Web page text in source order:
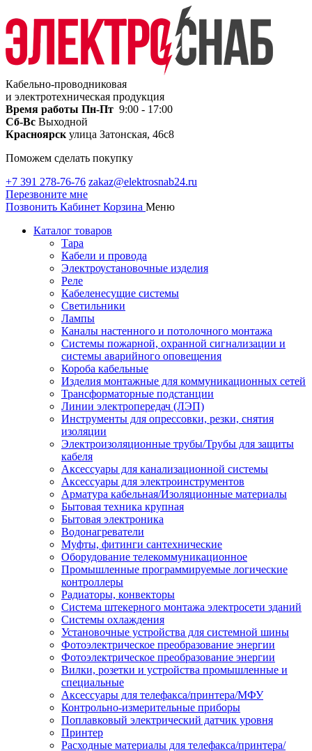
Кабельно-проводниковая
и электротехническая продукция
Время работы Пн-Пт 9:00 - 17:00
Сб-Вс Выходной
Красноярск улица Затонская, 46с8
Поможем сделать покупку
+7 391 278-76-76 zakaz@elektrosnab24.ru
Перезвоните мне
Позвонить Кабинет Корзина Меню
Каталог товаров
Тара
Кабели и провода
Электроустановочные изделия
Реле
Кабеленесущие системы
Светильники
Лампы
Каналы настенного и потолочного монтажа
Системы пожарной, охранной сигнализации и
системы аварийного оповещения
Короба кабельные
Изделия монтажные для коммуникационных сетей
Трансформаторные подстанции
Линии электропередач (ЛЭП)
Инструменты для опрессовки, резки, снятия
изоляции
Электроизоляционные трубы/Трубы для защиты
кабеля
Аксессуары для канализационной системы
Аксессуары для электроинструментов
Арматура кабельная/Изоляционные материалы
Бытовая техника крупная
Бытовая электроника
Водонагреватели
Муфты, фитинги сантехнические
Оборудование телекоммуникационное
Промышленные программируемые логические
контроллеры
Радиаторы, конвекторы
Система штекерного монтажа электросети зданий
Системы охлаждения
Установочные устройства для системной шины
Фотоэлектрическое преобразование энергии
Фотоэлектрическое преобразование энергии
Вилки, розетки и устройства промышленные и
специальные
Аксессуары для телефакса/принтера/МФУ
Контрольно-измерительные приборы
Поплавковый электрический датчик уровня
Принтер
Расходные материалы для телефакса/принтера/